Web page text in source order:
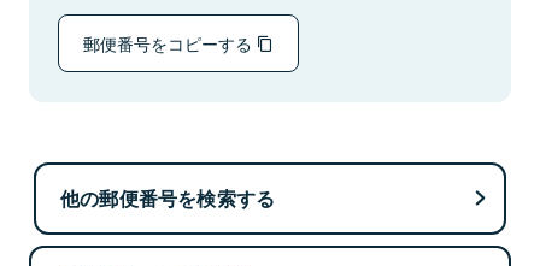
郵便番号をコピーする
他の郵便番号を検索する